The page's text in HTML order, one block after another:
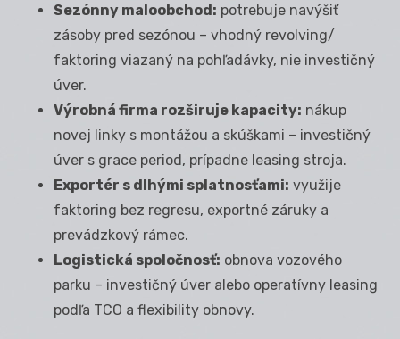
Sezónny maloobchod: potrebuje navýšiť
zásoby pred sezónou – vhodný revolving/
faktoring viazaný na pohľadávky, nie investičný
úver.
Výrobná firma rozširuje kapacity: nákup
novej linky s montážou a skúškami – investičný
úver s grace period, prípadne leasing stroja.
Exportér s dlhými splatnosťami: využije
faktoring bez regresu, exportné záruky a
prevádzkový rámec.
Logistická spoločnosť: obnova vozového
parku – investičný úver alebo operatívny leasing
podľa TCO a flexibility obnovy.